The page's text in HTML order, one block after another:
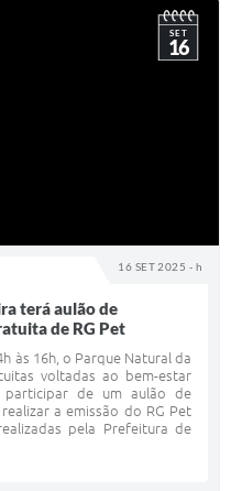
16 SET 2025 - h
SET
16
terá aulão de
de RG Pet
às 16h, o Parque Natural da
voltadas ao bem-estar
participar de um aulão de
a emissão do RG Pet
pela Prefeitura de